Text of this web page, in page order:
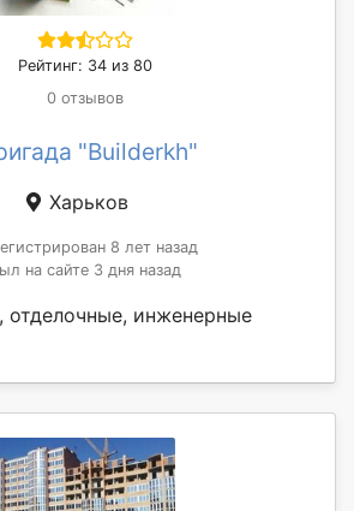
Рейтинг: 34 из 80
0 отзывов
"Builderkh"
Харьков
8 лет назад
на сайте 3 дня назад
отделочные, инженерные